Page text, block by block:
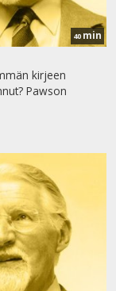
40 min
kirjeen
Pawson